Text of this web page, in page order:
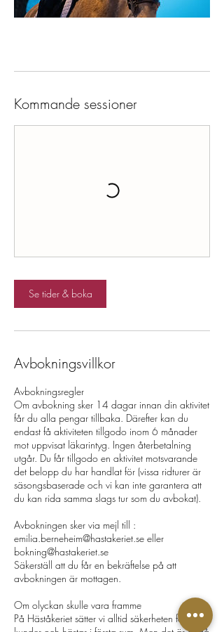
Kommande sessioner
Se tider & boka
Avbokningsvillkor
Avbokningsregler ​
Om avbokning sker 14 dagar innan din aktivitet
får du alla pengar tillbaka. Därefter kan du
endast få aktiviteten tillgodo inom 6 månader
mot uppvisat läkarintyg. Ingen återbetalning
utgår. Du får tillgodo en aktivitet motsvarande
det belopp du har handlat för (vissa ridturer är
säsongsbaserade och vi kan inte garantera att
du kan rida samma slags tur som du avbokat). ​ ​
Avbokningen sker via mejl till :
emilia.berneheim@hastakeriet.se eller
bokning@hastakeriet.se
Säkerställ att du får en bekräftelse på att
avbokningen är mottagen. ​
Om olyckan skulle vara framme
På Häståkeriet sätter vi alltid säkerheten för våra